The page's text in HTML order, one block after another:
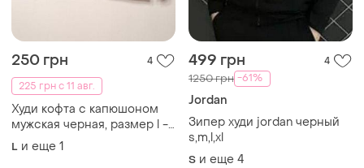
250 грн
4
225 грн с 11 авг.
Худи кофта с капюшоном
мужская черная, размер l -
xlL и еще 1
499 грн 4
1250 грн -61%
Jordan
Зипер худи jordan черный
s,m,l,xl
S и еще 4